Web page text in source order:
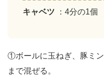
キャベツ ：4分の1個
①ボールに玉ねぎ、豚ミ
まで混ぜる。